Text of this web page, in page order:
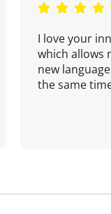
I love your
which allows
new
the same